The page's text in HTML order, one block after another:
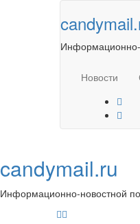
Новости
candymail.ru
Информационно-новостной